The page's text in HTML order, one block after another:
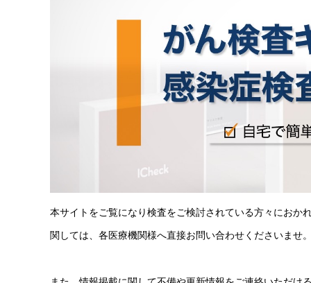
本サイトをご覧になり検査をご検討されている方々におか
関しては、各医療機関様へ直接お問い合わせくださいませ